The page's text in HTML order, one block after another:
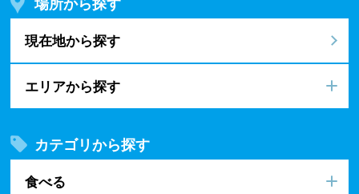
現在地から探す
エリアから探す
カテゴリから探す
食べる